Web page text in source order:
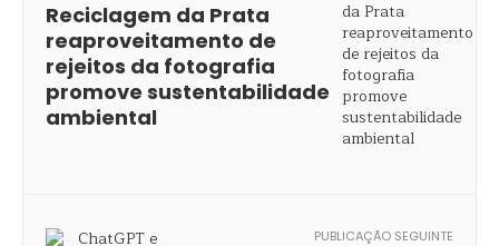
Reciclagem da Prata
reaproveitamento de
rejeitos da fotografia
promove sustentabilidade
ambiental
PUBLICAÇÃO SEGUINTE